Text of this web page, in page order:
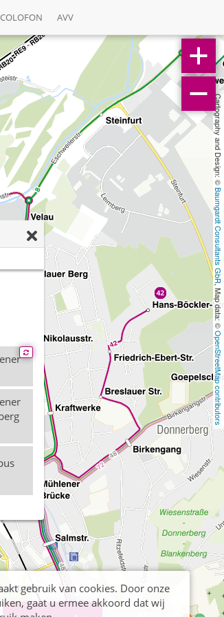
COLOFON AVV
Cartography and Design: ©
Baumgardt Consultants GbR
, Map data: ©
OpenStreetMap contributors
gebruik van cookies. Door onze
gaat u ermee akkoord dat wij